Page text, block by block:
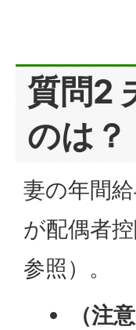
質問2
のは？
妻の年間
が配偶者
参照）。
（注